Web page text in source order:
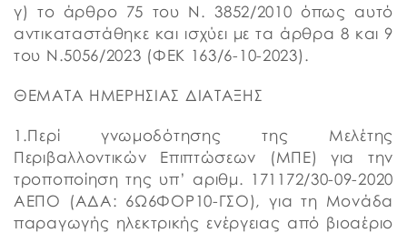
γ) το άρθρο 75 του Ν. 3852/2010 όπως αυτό
αντικαταστάθηκε και ισχύει με τα άρθρα 8 και 9
του Ν.5056/2023 (ΦΕΚ 163/6-10-2023).
ΘΕΜΑΤΑ ΗΜΕΡΗΣΙΑΣ ΔΙΑΤΑΞΗΣ
1.Περί γνωμοδότησης της Μελέτης
Περιβαλλοντικών Επιπτώσεων (ΜΠΕ) για την
τροποποίηση της υπ’ αριθμ. 171172/30-09-2020
ΑΕΠΟ (ΑΔΑ: 6Ω6ΦΟΡ10-ΓΣΟ), για τη Μονάδα
παραγωγής ηλεκτρικής ενέργειας από βιοαέριο